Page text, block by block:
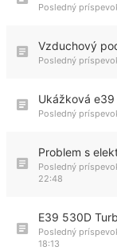
Posledný
Vzduchový
Posledný
Ukážková e39
Posledný
Problem s
Posledný
22:48
E39 530D
Posledný
18:13